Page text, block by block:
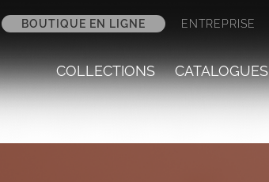
BOUTIQUE EN LIGNE ENTREPRISE
COLLECTIONS CATALOGUES